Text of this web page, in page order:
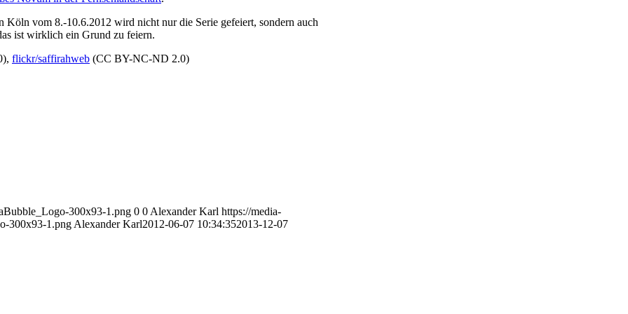
Köln vom 8.-10.6.2012 wird nicht nur die Serie gefeiert, sondern auch
ist wirklich ein Grund zu feiern.
flickr/saffirahweb (CC BY-NC-ND 2.0)
300x93-1.png 0 0 Alexander Karl https://media-
300x93-1.png Alexander Karl2012-06-07 10:34:352013-12-07